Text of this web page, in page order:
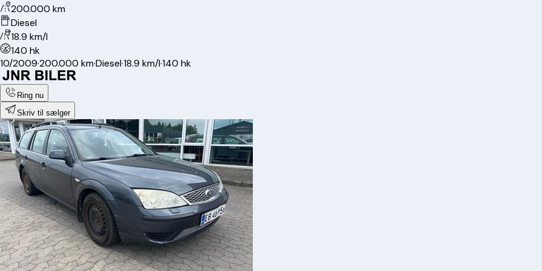
200.000 km
Diesel
18.9 km/l
140 hk
10/2009·200.000 km·Diesel·18.9 km/l·140 hk
Ring nu
Skriv til sælger